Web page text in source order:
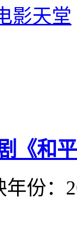
影天堂
《和
年份：